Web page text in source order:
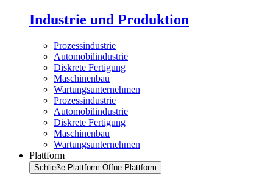
Industrie und Produktion
Prozessindustrie
Automobilindustrie
Diskrete Fertigung
Maschinenbau
Wartungsunternehmen
Prozessindustrie
Automobilindustrie
Diskrete Fertigung
Maschinenbau
Wartungsunternehmen
Plattform
Schließe Plattform Öffne Plattform